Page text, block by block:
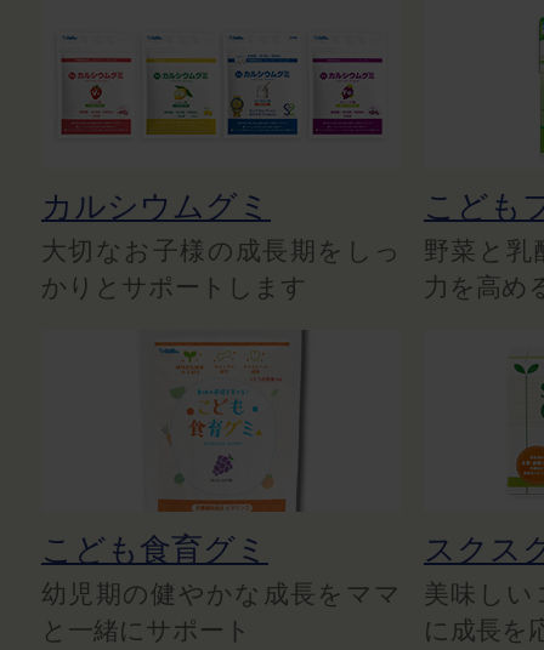
カルシウムグミ
大切なお子様の成長期をしっ
かりとサポートします
こども
野菜と乳
力を高め
こども食育グミ
幼児期の健やかな成長をママ
と一緒にサポート
スクス
美味しい
に成長を